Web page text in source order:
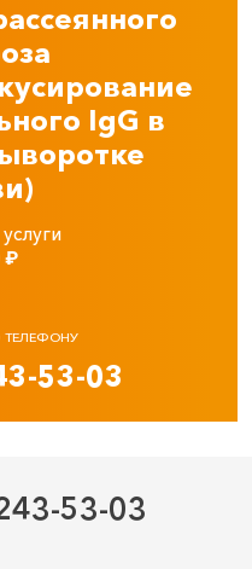
IgG в
₽
ТЕЛЕФОНУ
53-03
53-03